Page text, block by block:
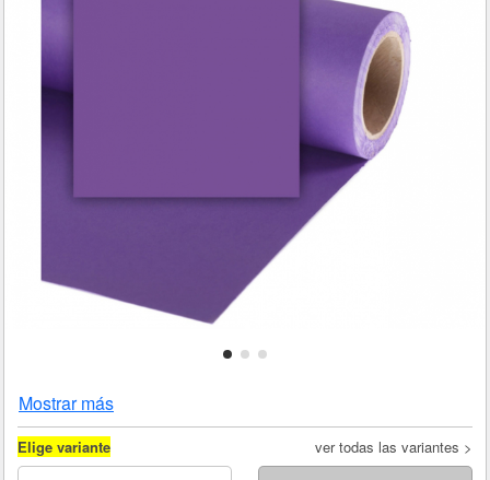
Mostrar más
Elige variante ver todas las variantes >